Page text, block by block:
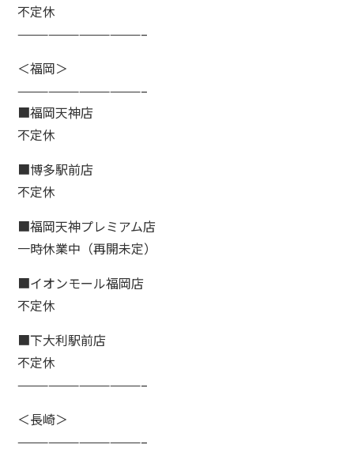
不定休
————————————–
＜福岡＞
————————————–
■福岡天神店
不定休
■博多駅前店
不定休
■福岡天神プレミアム店
一時休業中（再開未定）
■イオンモール福岡店
不定休
■下大利駅前店
不定休
————————————–
＜長崎＞
————————————–